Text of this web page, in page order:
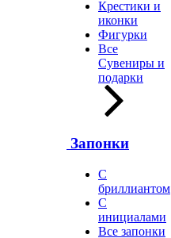
Крестики и
иконки
Фигурки
Все
Сувениры и
подарки
Запонки
С
бриллиантом
С
инициалами
Все запонки